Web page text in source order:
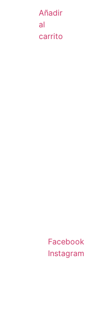
Añadir
al
carrito
Facebook
Instagram